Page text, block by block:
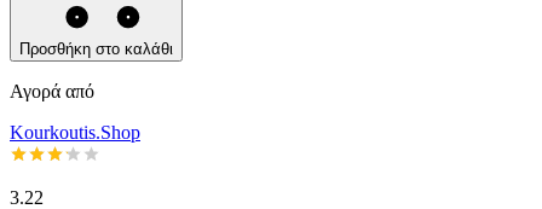
Προσθήκη στο καλάθι
Αγορά από
Kourkoutis.Shop
3.22